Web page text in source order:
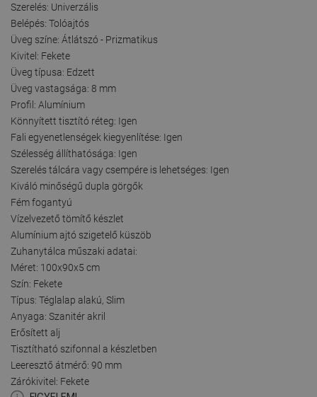
Szerelés: Univerzális
Belépés: Tolóajtós
Üveg színe: Átlátszó - Prizmatikus
Kivitel: Fekete
Üveg típusa: Edzett
Üveg vastagsága: 8 mm
Profil: Alumínium
Könnyített tisztító réteg: Igen
Fali egyenetlenségek kiegyenlítése: Igen
Szélesség állíthatósága: Igen
Szerelés tálcára vagy csempére is lehetséges: Igen
Kiváló minőségű dupla görgők
Fém fogantyú
Vízelvezető tömítő készlet
Alumínium ajtó szigetelő küszöb
Zuhanytálca műszaki adatai:
Méret: 100x90x5 cm
Szín: Fekete
Típus: Téglalap alakú, Slim
Anyaga: Szanitér akril
Erősített alj
Tisztítható szifonnal a készletben
Leeresztő átmérő: 90 mm
Zárókivitel: Fekete